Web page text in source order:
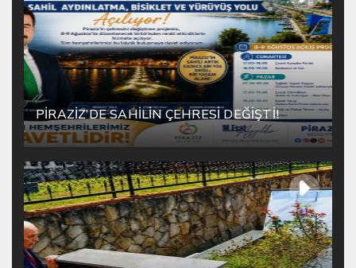
PİRAZİZ’DE SAHİLİN ÇEHRESİ DEĞİŞTİ!